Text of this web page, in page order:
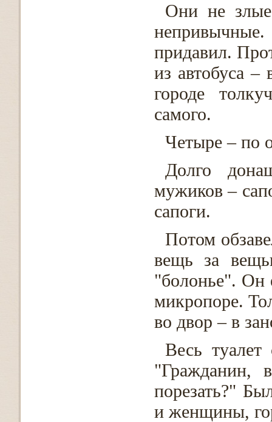
Они не
придавил.
из автобуса –
городе
самого.
Четыре – по
Долго
мужиков –
сапоги.
Потом
вещь за
"болонье". Он
микропоре.
во двор – в
Весь
"Гражданин,
порезать?"
и женщины,